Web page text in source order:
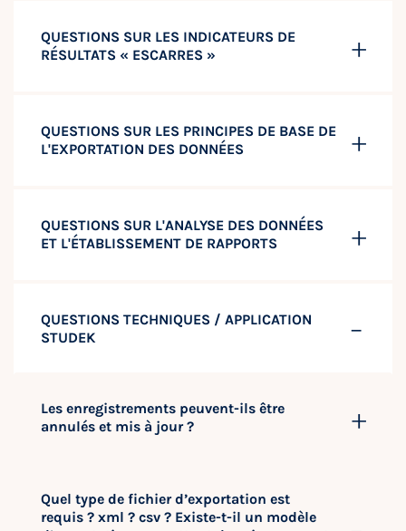
QUESTIONS SUR LES INDICATEURS DE
RÉSULTATS « ESCARRES »
QUESTIONS SUR LES PRINCIPES DE BASE DE
L'EXPORTATION DES DONNÉES
QUESTIONS SUR L'ANALYSE DES DONNÉES
ET L'ÉTABLISSEMENT DE RAPPORTS
QUESTIONS TECHNIQUES / APPLICATION
STUDEK
Les enregistrements peuvent-ils être
annulés et mis à jour ?
Quel type de fichier d’exportation est
requis ? xml ? csv ? Existe-t-il un modèle